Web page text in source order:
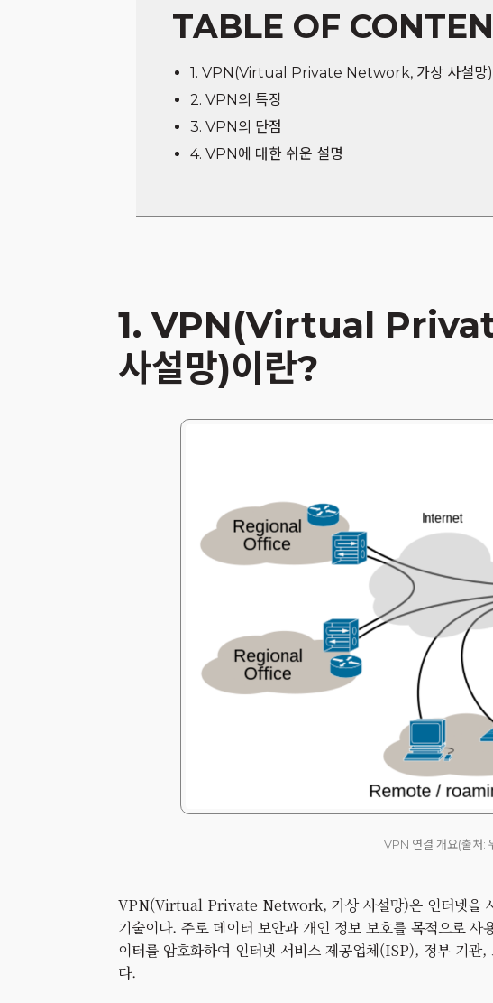
TABLE OF
1. VPN(Virtual Private Network, 가상 사설망)
2. VPN의 특징
3. VPN의 단점
4. VPN에 대한 쉬운 설명
1. VPN(Virtual
사설망)이란?
VPN 연결 개요(출처:
VPN(Virtual Private Network, 가상 사설망)은 인터넷을
기술이다. 주로 데이터 보안과 개인 정보 보호를 목적으로
이터를 암호화하여 인터넷 서비스 제공업체(ISP), 정부 기관
다.